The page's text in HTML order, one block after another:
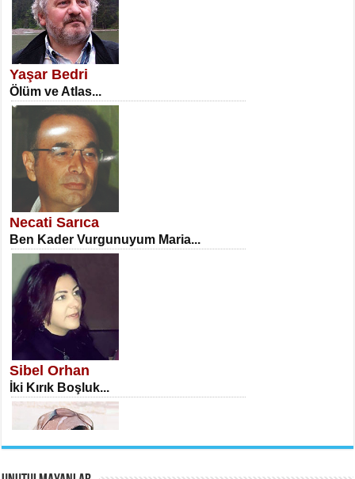
SATILMIŞ ÜMİT ÇETİNKAYA
Erkenlik...
NECLA DİLEK ARSLAN
Öğretmenler Günü Mahkemesi...
İSA KARATEPE
Ekranlar Arasında Kaybolan İnsan...
Yaşar Bedri
Ölüm ve Atlas...
Necati Sarıca
Ben Kader Vurgunuyum Maria...
Sibel Orhan
İki Kırık Boşluk...